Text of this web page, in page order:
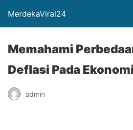
MerdekaViral24
Memahami
Deflasi Pada Ekonomi
admin